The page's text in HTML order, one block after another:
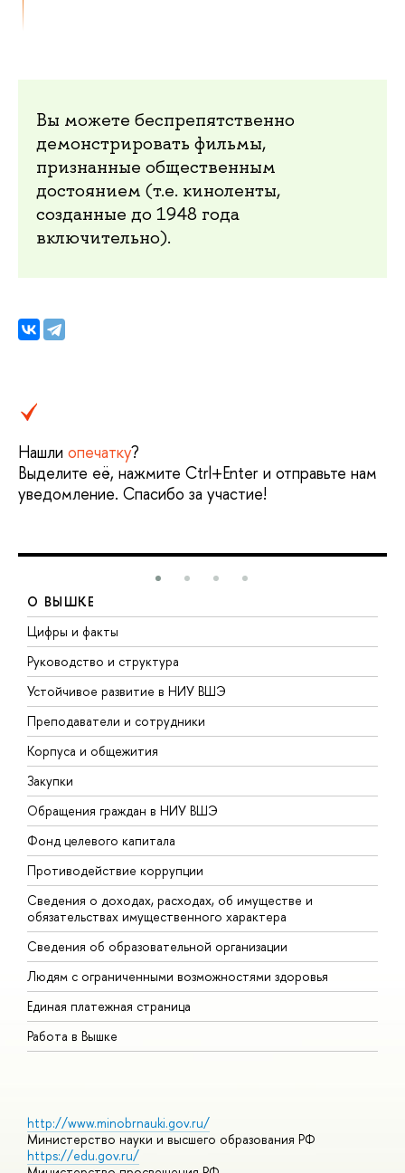
Вы можете беспрепятственно
демонстрировать фильмы,
признанные общественным
достоянием (т.е. киноленты,
созданные до 1948 года
включительно).
Нашли опечатку?
Выделите её, нажмите Ctrl+Enter и отправьте нам
уведомление. Спасибо за участие!
О ВЫШКЕ
Цифры и факты
Руководство и структура
Устойчивое развитие в НИУ ВШЭ
Преподаватели и сотрудники
Корпуса и общежития
Закупки
Обращения граждан в НИУ ВШЭ
Фонд целевого капитала
Противодействие коррупции
Сведения о доходах, расходах, об имуществе и
обязательствах имущественного характера
Сведения об образовательной организации
Людям с ограниченными возможностями здоровья
Единая платежная страница
Работа в Вышке
http://www.minobrnauki.gov.ru/
Министерство науки и высшего образования РФ
https://edu.gov.ru/